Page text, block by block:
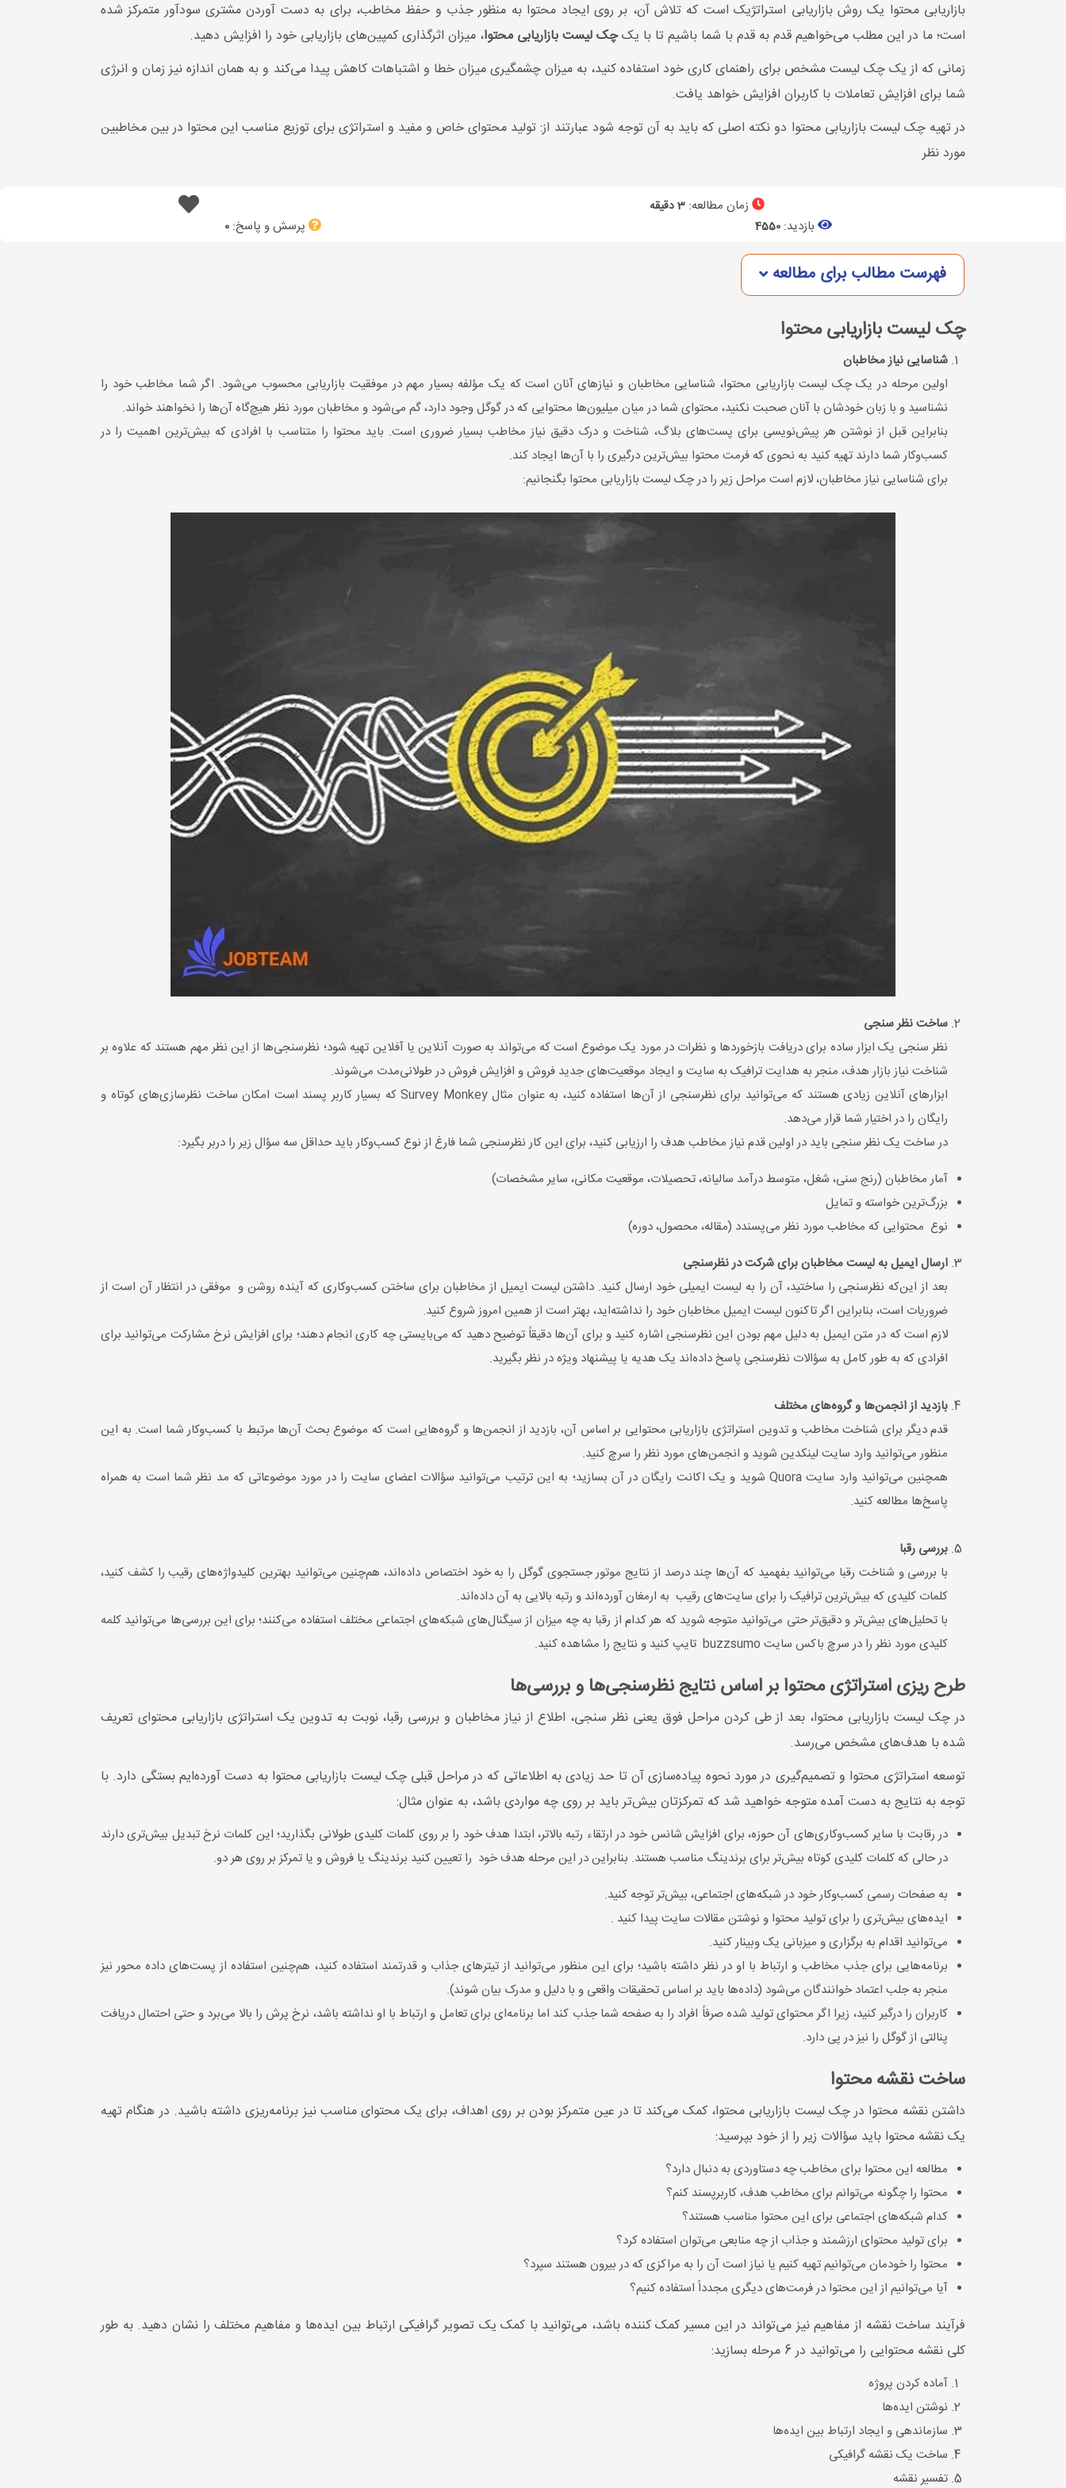
بازاریابی محتوا یک روش بازاریابی استراتژیک است که تلاش آن، بر روی ایجاد محتوا به منظور جذب و حفظ مخاطب، برای به دست آوردن مشتری سودآور متمرکز شده
است؛ ما در این مطلب می‌خواهیم قدم به قدم با شما باشیم تا با یکچک لیست بازاریابی محتوا، میزان اثرگذاری کمپین‌های بازاریابی خود را افزایش دهید.
زمانی که از یک چک لیست مشخص برای راهنمای کاری خود استفاده کنید، به میزان چشمگیری میزان خطا و اشتباهات کاهش پیدا می‌کند و به همان اندازه نیز زمان و انرژی
شما برای افزایش تعاملات با کاربران افزایش خواهد یافت.
در تهیه چک لیست بازاریابی محتوا دو نکته اصلی که باید به آن توجه شود عبارتند از: تولید محتوای خاص و مفید و استراتژی برای توزیع مناسب این محتوا در بین مخاطبین
مورد نظر
زمان مطالعه:3 دقیقه
بازدید: 4550 پرسش و پاسخ:0
فهرست مطالب برای مطالعه
چک لیست بازاریابی محتوا
شناسایی نیاز مخاطبان
اولین مرحله در یک چک لیست بازاریابی محتوا، شناسایی مخاطبان و نیازهای آنان است که یک مؤلفه بسیار مهم در موفقیت بازاریابی محسوب می‌شود. اگر شما مخاطب خود را
نشناسید و با زبان خودشان با آنان صحبت نکنید، محتوای شما در میان میلیون‌ها محتوایی که در گوگل وجود دارد، گم می‌شود و مخاطبان مورد نظر هیچ‌گاه آن‌ها را نخواهند خواند.
بنابراین قبل از نوشتن هر پیش‌نویسی برای پست‌های بلاگ، شناخت و درک دقیق نیاز مخاطب بسیار ضروری است. باید محتوا را متناسب با افرادی که بیش‌ترین اهمیت را در
کسب‌وکار شما دارند تهیه کنید به نحوی که فرمت محتوا بیش‌ترین درگیری را با آ‌ن‌ها ایجاد کند.
برای شناسایی نیاز مخاطبان، لازم است مراحل زیر را در چک لیست بازاریابی محتوا بگنجانیم:
ساخت نظر سنجی
نظر سنجی یک ابزار ساده برای دریافت بازخوردها و نظرات در مورد یک موضوع است که می‌تواند به صورت آنلاین یا آفلاین تهیه شود؛ نظرسنجی‌ها از این نظر مهم هستند که علاوه بر
شناخت نیاز بازار هدف، منجر به هدایت ترافیک به سایت و ایجاد موقعیت‌های جدید فروش و افزایش فروش در طولانی‌مدت می‌شوند.
ابزارهای آنلاین زیادی هستند که می‌توانید برای نظرسنجی از آن‌ها استفاده کنید، به عنوان مثال Survey Monkey که بسیار کاربر پسند است امکان ساخت نظرسازی‌های کوتاه و
رایگان را در اختیار شما قرار می‌دهد.
در ساخت یک نظر سنجی باید در اولین قدم نیاز مخاطب هدف را ارزیابی کنید، برای این کار نظرسنجی شما فارغ از نوع کسب‌وکار باید حداقل سه سؤال زیر را دربر بگیرد:
آمار مخاطبان (رنج سنی، شغل، متوسط درآمد سالیانه، تحصیلات، موقعیت مکانی، سایر مشخصات)
بزرگ‌ترین خواسته‌ و تمایل
نوع محتوایی که مخاطب مورد نظر می‌پسندد (مقاله، محصول، دوره)
ارسال ایمیل به لیست مخاطبان برای شرکت در نظرسنجی
بعد از این‌که نظرسنجی را ساختید، آن را به لیست ایمیلی خود ارسال کنید. داشتن لیست ایمیل از مخاطبان برای ساختن کسب‌وکاری که آینده روشن و موفقی در انتظار آن است از
ضروریات است، بنابراین اگر تاکنون لیست ایمیل مخاطبان خود را نداشته‌اید، بهتر است از همین امروز شروع کنید.
لازم است که در متن ایمیل به دلیل مهم بودن این نظرسنجی اشاره کنید و برای آن‌ها دقیقاً توضیح دهید که می‌بایستی چه کاری انجام دهند؛ برای افزایش نرخ مشارکت می‌توانید برای
افرادی که به طور کامل به سؤالات نظرسنجی پاسخ داده‌اند یک هدیه یا پیشنهاد ویژه در نظر بگیرید.
بازدید از انجمن‌ها و گروه‌های مختلف
قدم دیگر برای شناخت مخاطب و تدوین استراتژی بازاریابی محتوایی بر اساس آن، بازدید از انجمن‌ها و گروه‌هایی است که موضوع بحث آن‌ها مرتبط با کسب‌وکار شما است. به این
منظور می‌توانید وارد سایت لینکدین شوید و انجمن‌های مورد نظر را سرچ کنید.
همچنین می‌توانید وارد سایت Quora شوید و یک اکانت رایگان در آن بسازید؛ به این ترتیب می‌توانید سؤالات اعضای سایت را در مورد موضوعاتی که مد نظر شما است به همراه
پاسخ‌ها مطالعه کنید.
بررسی رقبا
با بررسی و شناخت رقبا می‌توانید بفهمید که آن‌ها چند درصد از نتایج موتور جستجوی گوگل را به خود اختصاص داده‌اند، هم‌چنین می‌توانید بهترین کلیدواژه‌های رقیب را کشف کنید،
کلمات کلیدی که بیش‌ترین ترافیک را برای سایت‌های رقیب به ارمغان آورده‌اند و رتبه بالایی به آن داده‌اند.
با تحلیل‌های بیش‌تر و دقیق‌تر حتی می‌توانید متوجه شوید که هر کدام از رقبا به چه میزان از سیگنال‌های شبکه‌های اجتماعی مختلف استفاده می‌کنند؛ برای این بررسی‌ها می‌توانید کلمه
کلیدی مورد نظر را در سرچ باکس سایت buzzsumo تایپ کنید و نتایج را مشاهده کنید.
طرح ‌ریزی استراتژی محتوا بر اساس نتایج نظرسنجی‌ها و بررسی‌ها
در چک لیست بازاریابی محتوا، بعد از طی کردن مراحل فوق یعنی نظر سنجی، اطلاع از نیاز مخاطبان و بررسی رقبا، نوبت به تدوین یک استراتژی بازاریابی محتوای تعریف
شده با هدف‌های مشخص می‌رسد.
توسعه استراتژی محتوا و تصمیم‌گیری در مورد نحوه پیاده‌سازی آن تا حد زیادی به اطلاعاتی که در مراحل قبلی چک لیست بازاریابی محتوا به دست آورده‌ایم بستگی دارد. با
توجه به نتایج به دست آمده متوجه خواهید شد که تمرکزتان بیش‌تر باید بر روی چه مواردی باشد، به عنوان مثال:
در رقابت با سایر کسب‌وکاری‌های آن حوزه، برای افزایش شانس خود در ارتقاء رتبه بالاتر، ابتدا هدف خود را بر روی کلمات کلیدی طولانی بگذارید؛ این کلمات نرخ تبدیل بیش‌تری دارند
در حالی که کلمات کلیدی کوتاه بیش‌تر برای برندینگ مناسب هستند. بنابراین در این مرحله هدف خود را تعیین کنید برندینگ یا فروش و یا تمرکز بر روی هر دو.
به صفحات رسمی کسب‌وکار خود در شبکه‌های اجتماعی، بیش‌تر توجه کنید.
ایده‌های بیش‌تری را برای تولید محتوا و نوشتن مقالات سایت پیدا کنید .
می‌توانید اقدام به برگزاری و میزبانی یک وبینار کنید.
برنامه‌هایی برای جذب مخاطب و ارتباط با او در نظر داشته باشید؛ برای این منظور می‌توانید از تیترهای جذاب و قدرتمند استفاده کنید، هم‌چنین استفاده از پست‌های داده محور نیز
منجر به جلب اعتماد خوانندگان می‌شود (داده‌ها باید بر اساس تحقیقات واقعی و با دلیل و مدرک بیان شوند).
کاربران را درگیر کنید، زیرا اگر محتوای تولید شده صرفاً افراد را به صفحه شما جذب کند اما برنامه‌ای برای تعامل و ارتباط با او نداشته باشد، نرخ پرش را بالا می‌برد و حتی احتمال دریافت
پنالتی از گوگل را نیز در پی دارد.
ساخت نقشه محتوا
داشتن نقشه محتوا در چک لیست بازاریابی محتوا، کمک می‌کند تا در عین متمرکز بودن بر روی اهداف، برای یک محتوای مناسب نیز برنامه‌ریزی داشته باشید. در هنگام تهیه
یک نقشه محتوا باید سؤالات زیر را از خود بپرسید:
مطالعه این محتوا برای مخاطب چه دستاوردی به دنبال دارد؟
محتوا را چگونه می‌توانم برای مخاطب هدف، کاربرپسند کنم؟
کدام شبکه‌های اجتماعی برای این محتوا مناسب هستند؟
برای تولید محتوای ارزشمند و جذاب از چه منابعی می‌توان استفاده کرد؟
محتوا را خودمان می‌توانیم تهیه کنیم یا نیاز است آن را به مراکزی که در بیرون هستند سپرد؟
آیا می‌توانیم از این محتوا در فرمت‌های دیگری مجدداً استفاده کنیم؟
فرآیند ساخت نقشه از مفاهیم نیز می‌تواند در این مسیر کمک کننده باشد، می‌توانید با کمک یک تصویر گرافیکی ارتباط بین ایده‌ها و مفاهیم مختلف را نشان دهید. به طور
کلی نقشه محتوایی را می‌توانید در 6 مرحله بسازید:
آماده کردن پروژه
نوشتن ایده‌ها
سازماندهی و ایجاد ارتباط بین ایده‌ها
ساخت یک نقشه گرافیکی
تفسیر نقشه